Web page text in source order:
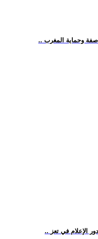
وحماية المغرب
الإعلام في تعز